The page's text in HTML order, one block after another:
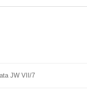
JW VII/7